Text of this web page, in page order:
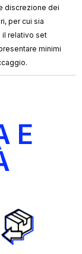
discrezione dei
per cui sia
il relativo set
minimi
E